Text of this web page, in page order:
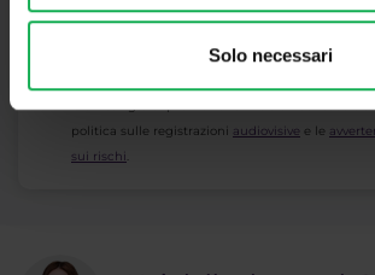
Solo necessari
* Riconosco e accetto che i miei dati personali
marketing e di promozione. Inoltre riconosco e
politica sulle registrazioni audiovisive e le
sui rischi